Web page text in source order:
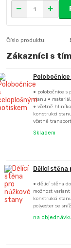
Číslo produktu:
Zákazníci s
• polobočnice
stanu •
• včetně
konstrukci
včetně
Skladem
Dělící
• dělící stěna
možnost
konstrukci
polyester se
na